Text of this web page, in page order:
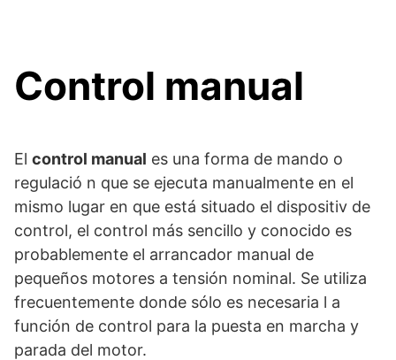
Control manual
El control manual es una forma de mando o
regulació n que se ejecuta manualmente en el
mismo lugar en que está situado el dispositiv de
control, el control más sencillo y conocido es
probablemente el arrancador manual de
pequeños motores a tensión nominal. Se utiliza
frecuentemente donde sólo es necesaria l a
función de control para la puesta en marcha y
parada del motor.